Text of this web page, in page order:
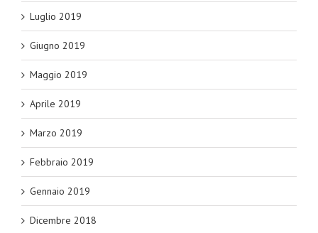
Luglio 2019
Giugno 2019
Maggio 2019
Aprile 2019
Marzo 2019
Febbraio 2019
Gennaio 2019
Dicembre 2018